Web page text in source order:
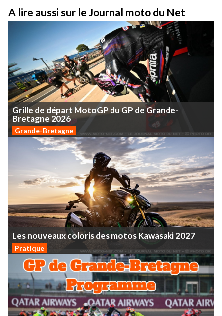
A lire aussi sur le Journal moto du Net
Grille de départ MotoGP duGPdeGrande-
Bretagne 2026
Grande-Bretagne
LesnouveauxcolorisdesmotosKawasaki2027
Pratique